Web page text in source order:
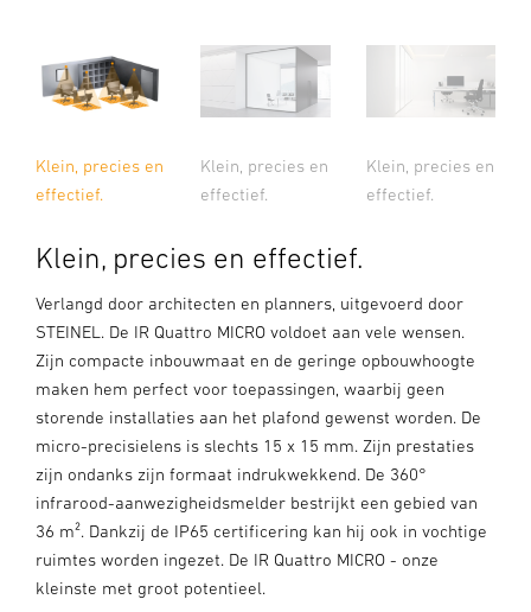
Klein, precies en
effectief.
Klein, precies en
effectief.
Klein, precies en
effectief.
Klein, precies en effectief.
Verlangd door architecten en planners, uitgevoerd door
STEINEL. De IR Quattro MICRO voldoet aan vele wensen.
Zijn compacte inbouwmaat en de geringe opbouwhoogte
maken hem perfect voor toepassingen, waarbij geen
storende installaties aan het plafond gewenst worden. De
micro-precisielens is slechts 15 x 15 mm. Zijn prestaties
zijn ondanks zijn formaat indrukwekkend. De 360°
infrarood-aanwezigheidsmelder bestrijkt een gebied van
36 m². Dankzij de IP65 certificering kan hij ook in vochtige
ruimtes worden ingezet. De IR Quattro MICRO - onze
kleinste met groot potentieel.